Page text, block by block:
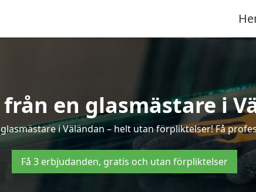
en glasmästare i
i Väländan – helt utan förpliktelser! Få
Få 3 erbjudanden, gratis och utan förpliktelser